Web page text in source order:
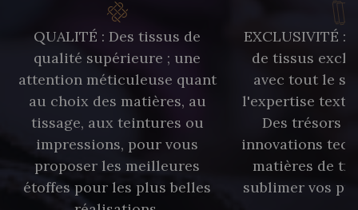
QUALITÉ : Des tissus de
qualité supérieure ; une
attention méticuleuse quant
au choix des matières, au
tissage, aux teintures ou
impressions, pour vous
proposer les meilleures
étoffes pour les plus belles
EXCLUSIVITÉ :
de tissus
avec tout le
l'expertise
Des trésors
innovations
matières de
sublimer vos